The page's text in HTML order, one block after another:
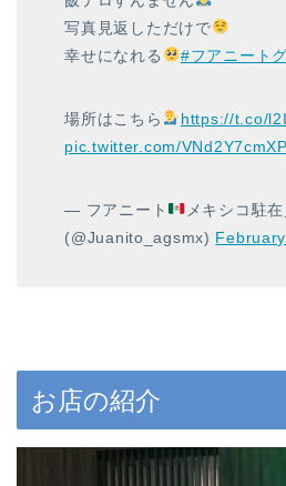
写真見返しただけで
幸せになれる
#フアニート
場所はこちら
https://t.co/
pic.twitter.com/VNd2Y7cmXP
— フアニート メキシコ駐在
(@Juanito_agsmx)
お店の紹介